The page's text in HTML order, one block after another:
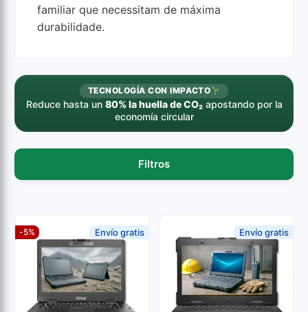
familiar que necessitam de máxima
durabilidade.
TECNOLOGÍA CON IMPACTO
Reduce hasta un 80% la huella de CO₂apostando por la
economía circular
Filtros
-5% Envío gratis Envío gratis